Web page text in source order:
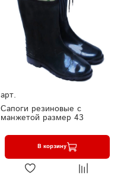
арт.
Сапоги резиновые с
манжетой размер 43
В корзину